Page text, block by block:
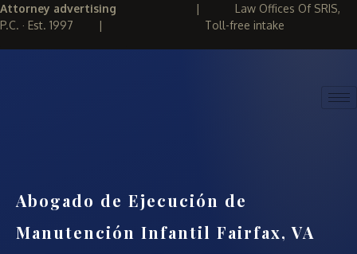
Attorney advertising | Law Offices Of SRIS,
P.C. · Est. 1997 | Toll-free intake
Abogado de Ejecución de
Manutención Infantil Fairfax, VA